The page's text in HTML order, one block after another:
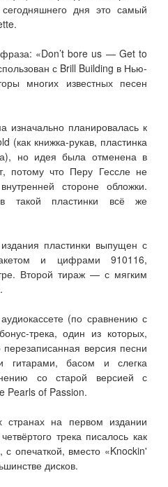
дня это самый
«Don’t bore us — Get to
с Brill Building в Нью-
многих известных песен
изначально планировалась к
(как книжка-рукав, пластинка
но идея была отменена в
потому что Перу Гессле не
стороне обложки.
такой пластинки всё же
пластинки выпущен с
и цифрами 910116,
Второй тираж — с мягким
(по сравнению с
трека, один из которых,
версия песни
гитарами, басом и слегка
со старой версией с
Pearls of Passion.
странах на первом издании
трека писалось как
опечаткой, вместо «Knockin'
дисков.